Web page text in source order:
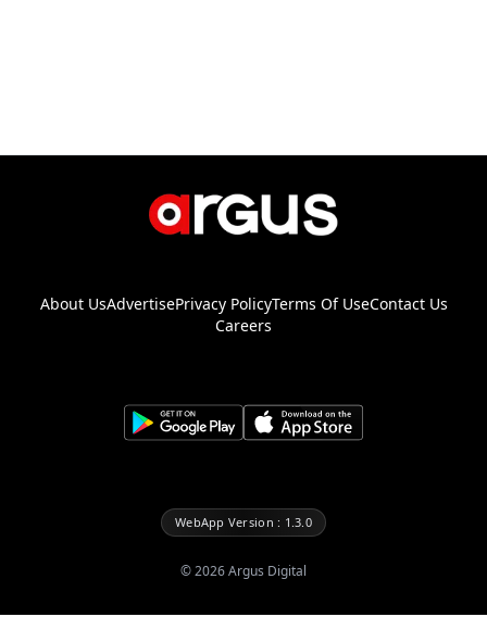
About UsAdvertisePrivacy PolicyTerms Of UseContact Us
Careers
WebApp Version : 1.3.0
©2026Argus Digital